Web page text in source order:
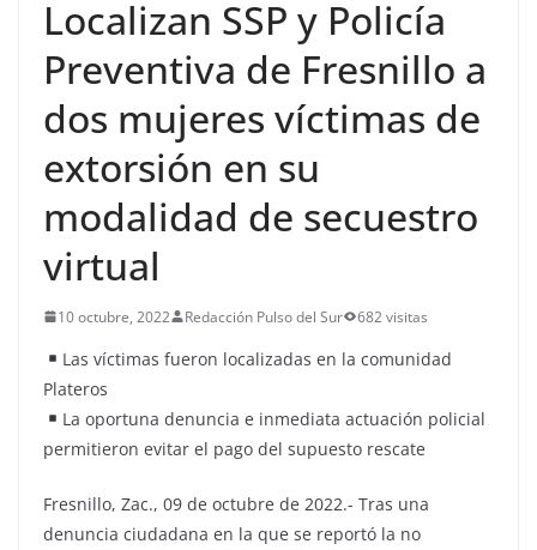
Localizan SSP y Policía
Preventiva de Fresnillo a
dos mujeres víctimas de
extorsión en su
modalidad de secuestro
virtual
10 octubre, 2022 Redacción Pulso del Sur 682 visitas
Las víctimas fueron localizadas en la comunidad
Plateros
La oportuna denuncia e inmediata actuación policial
permitieron evitar el pago del supuesto rescate
Fresnillo, Zac., 09 de octubre de 2022.- Tras una
denuncia ciudadana en la que se reportó la no